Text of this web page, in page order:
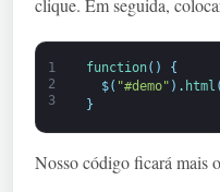
clique. Em seguida,
1
2
3
function( )
{
$( "#demo" ) . html (
}
Nosso código ficará mais